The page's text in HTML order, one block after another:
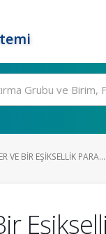
VE BIR EŞIKSELLIK PARA...